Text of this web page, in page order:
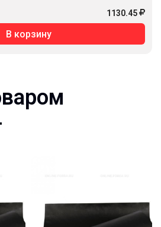
1130.45
В корзину